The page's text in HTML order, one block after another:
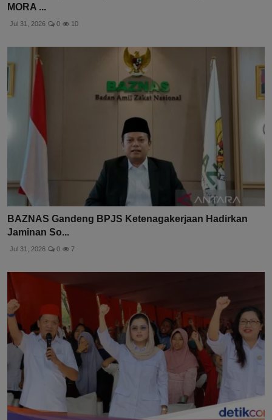
MORA ...
Jul 31, 2026 0 10
BAZNAS Gandeng BPJS Ketenagakerjaan Hadirkan
Jaminan So...
Jul 31, 2026 0 7